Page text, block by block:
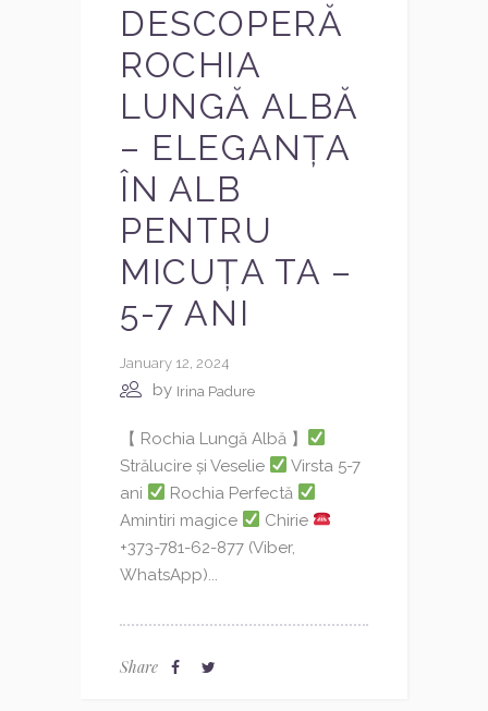
DESCOPERĂ
ROCHIA
LUNGĂ ALBĂ
– ELEGANȚA
ÎN ALB
PENTRU
MICUȚA TA –
5-7 ANI
January 12, 2024
by Irina Padure
【 Rochia Lungă Albă 】
Strălucire și Veselie
Virsta 5-7
ani
Rochia Perfectă
Amintiri magice
Chirie
+373-781-62-877 (Viber,
WhatsApp)...
Share